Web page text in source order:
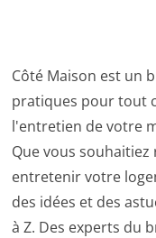
Côté Maison est un
pratiques pour tout
l'entretien de votre
Que vous
entretenir votre
des idées et des
à Z. Des experts du